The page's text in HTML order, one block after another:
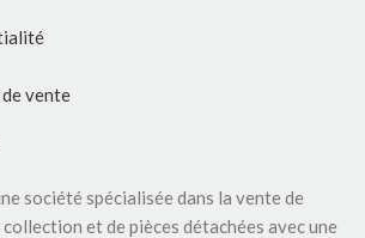
vente
société spécialisée dans la vente de
et de pièces détachées avec une